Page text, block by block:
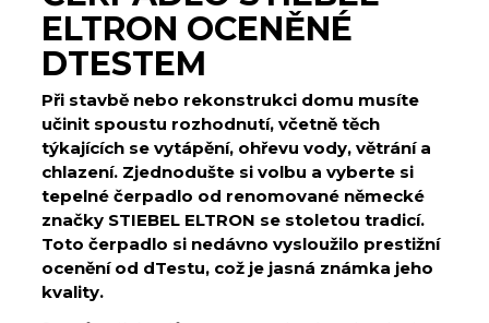
ELTRON OCENĚNÉ
DTESTEM
Při stavbě nebo rekonstrukci domu musíte
učinit spoustu rozhodnutí, včetně těch
týkajících se vytápění, ohřevu vody, větrání a
chlazení. Zjednodušte si volbu a vyberte si
tepelné čerpadlo od renomované německé
značky STIEBEL ELTRON se stoletou tradicí.
Toto čerpadlo si nedávno vysloužilo prestižní
ocenění od dTestu, což je jasná známka jeho
kvality.